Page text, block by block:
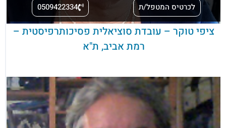
לכרטיס המטפל/ת 0509422334
ציפי טוקר – עובדת סוציאלית פסיכותרפיסטית –
רמת אביב, ת"א